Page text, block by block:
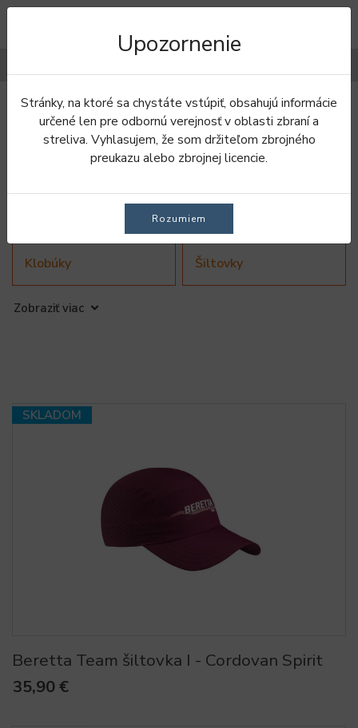
Úvod Oblečenie Pokrývky hlavy
POKRÝVKY HLAVY
Čiapky
Klobúky Šiltovky
Baretky
Zobraziť viac
SKLADOM
Beretta Team šiltovka I - Cordovan Spirit
35,90 €
Upozornenie
Stránky, na ktoré sa chystáte vstúpiť, obsahujú informácie
určené len pre odbornú verejnosť v oblasti zbraní a
streliva. Vyhlasujem, že som držiteľom zbrojného
preukazu alebo zbrojnej licencie.
Rozumiem